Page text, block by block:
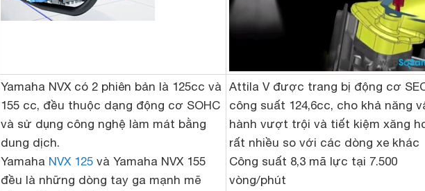
Yamaha NVX có 2 phiên bản là 125cc và
155 cc, đều thuộc dạng động cơ SOHC
và sử dụng công nghệ làm mát bằng
dung dịch.
Yamaha NVX 125 và Yamaha NVX 155
đều là những dòng tay ga mạnh mẽ
Attila V được trang bị động cơ
công suất 124,6cc, cho khả năng
hành vượt trội và tiết kiệm xăng
rất nhiều so với các dòng xe khác
Công suất 8,3 mã lực tại 7.500
vòng/phút